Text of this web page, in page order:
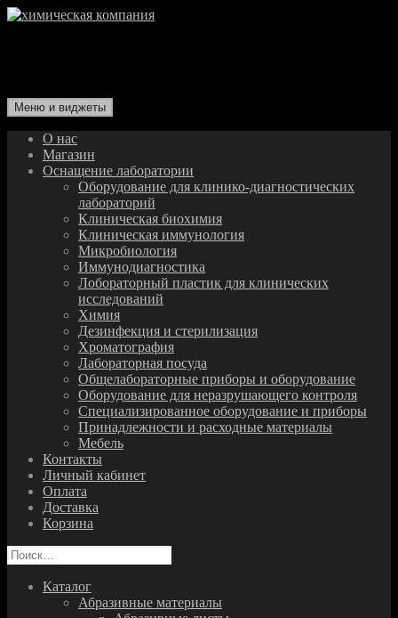
Перейти
Меню и виджеты
О нас
Магазин
Оснащение лаборатории
Оборудование для клинико-диагностических
лабораторий
Клиническая биохимия
Клиническая иммунология
Микробиология
Иммунодиагностика
Лобораторный пластик для клинических
исследований
Химия
Дезинфекция и стерилизация
Хроматография
Лабораторная посуда
Общелабораторные приборы и оборудование
Оборудование для неразрушающего контроля
Специализированное оборудование и приборы
Принадлежности и расходные материалы
Мебель
Контакты
Личный кабинет
Оплата
Доставка
Корзина
Найти:
Каталог
Абразивные материалы